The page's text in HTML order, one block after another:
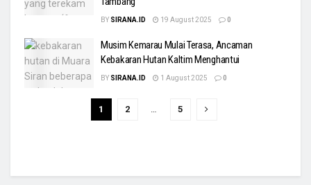
BY SIRANA.ID 19 August 2025 0
Musim Kemarau Mulai Terasa, Ancaman
Kebakaran Hutan Kaltim Menghantui
BY SIRANA.ID 1 August 2025 0
1 2 5